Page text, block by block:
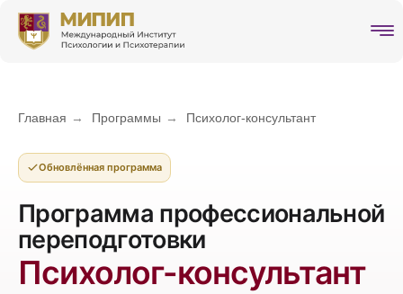
Главная → Программы → Психолог-консультант
Обновлённая программа
Программа профессиональной
переподготовки
Психолог-консультант